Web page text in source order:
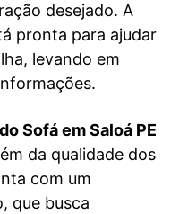
desejado. A
pronta para ajudar
levando em
Sofá em Saloá PE
da qualidade dos
com um
que busca